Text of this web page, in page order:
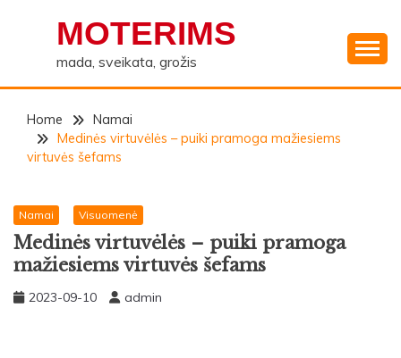
MOTERIMS
mada, sveikata, grožis
Home
Namai
Medinės virtuvėlės – puiki pramoga mažiesiems
virtuvės šefams
Namai Visuomenė
Medinės virtuvėlės – puiki pramoga
mažiesiems virtuvės šefams
2023-09-10 admin